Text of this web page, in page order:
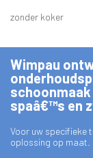
zonder koker
Wimpau
schoonmaak
spaâ€™s en
Voor uw specifieke
oplossing op maat.